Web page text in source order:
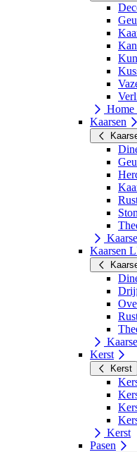
Home
Kaarsen
Kaarsen
Kerst
Kerst
Kerst
Pasen